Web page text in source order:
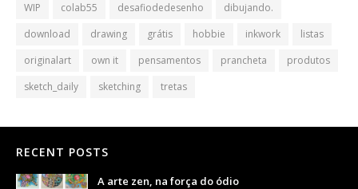
WIP
colab55 desafiodedesenho
dibujando.
download
drawing grátis hobbie inkwork
listas
originalart
own it pensamentos prancheta
produtos
sketch_daily
sketching tretas
RECENT POSTS
A arte zen, na força do ódio